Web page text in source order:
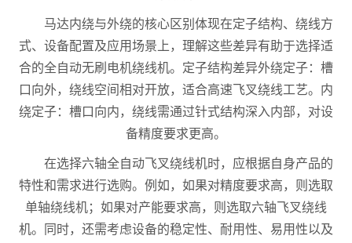
马达内绕与外绕的核心区别体现在定子结构、绕线方
式、设备配置及应用场景上，理解这些差异有助于选择适
合的全自动无刷电机绕线机。定子结构差异外绕定子：槽
口向外，绕线空间相对开放，适合高速飞叉绕线工艺。内
绕定子：槽口向内，绕线需通过针式结构深入内部，对设
备精度要求更高。
在选择六轴全自动飞叉绕线机时，应根据自身产品的
特性和需求进行选购。例如，如果对精度要求高，则选取
单轴绕线机；如果对产能要求高，则选取六轴飞叉绕线
机。同时，还需考虑设备的稳定性、耐用性、易用性以及